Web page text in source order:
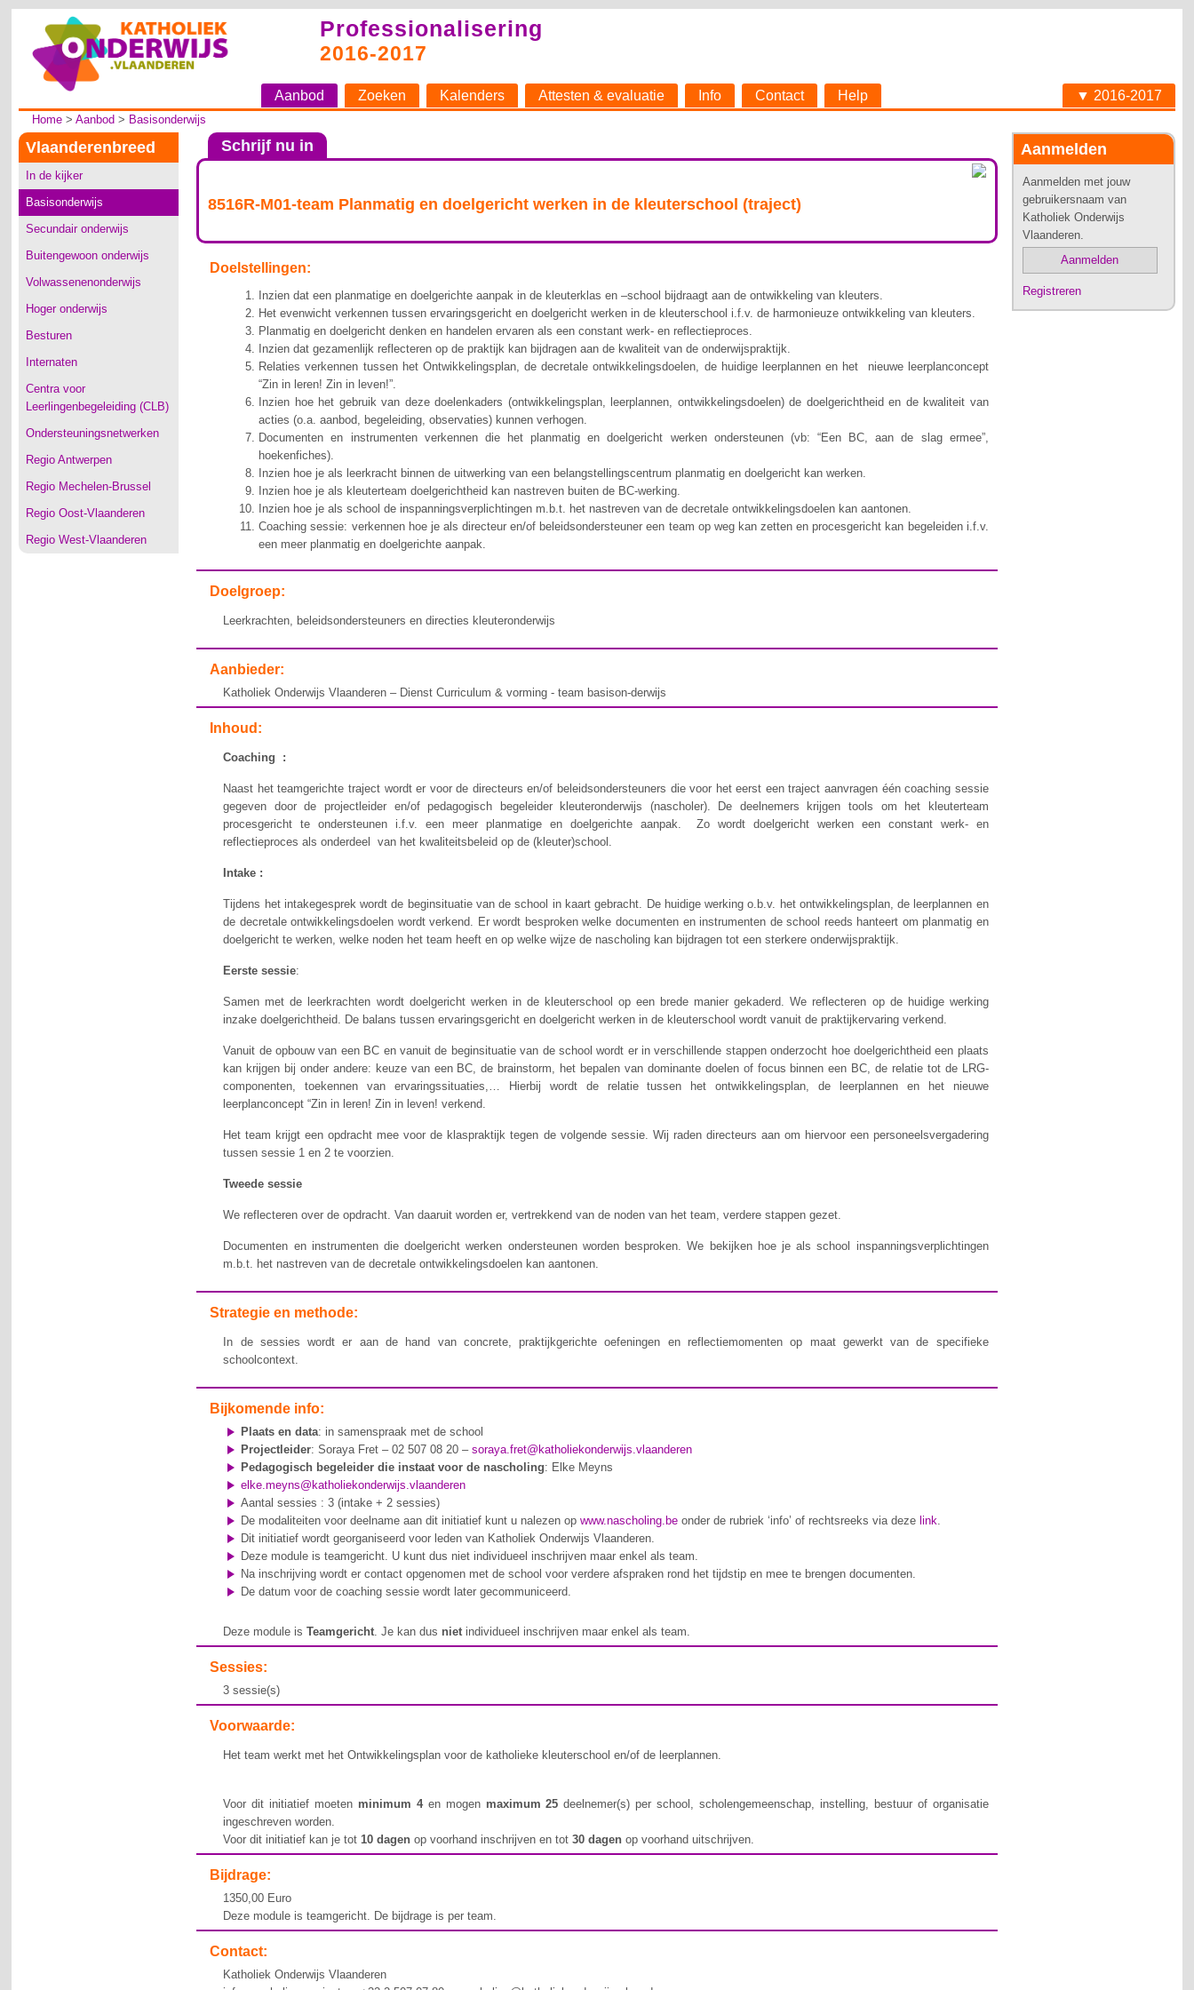
Professionalisering
2016-2017
Aanbod Zoeken Kalenders Attesten & evaluatie Info Contact Help ▼ 2016-2017
Home >Aanbod > Basisonderwijs
Vlaanderenbreed
In de kijker
Basisonderwijs
Secundair onderwijs
Buitengewoon onderwijs
Volwassenenonderwijs
Hoger onderwijs
Besturen
Internaten
Centra voor
Leerlingenbegeleiding (CLB)
Ondersteuningsnetwerken
Regio Antwerpen
Regio Mechelen-Brussel
Regio Oost-Vlaanderen
Regio West-Vlaanderen
Aanmelden
Aanmelden met jouw
gebruikersnaam van
Katholiek Onderwijs
Vlaanderen.
Aanmelden
Registreren
Schrijf nu in
8516R-M01-team Planmatig en doelgericht werken in de kleuterschool (traject)
Doelstellingen:
Inzien dat een planmatige en doelgerichte aanpak in de kleuterklas en –school bijdraagt aan de ontwikkeling van kleuters.
Het evenwicht verkennen tussen ervaringsgericht en doelgericht werken in de kleuterschool i.f.v. de harmonieuze ontwikkeling van kleuters.
Planmatig en doelgericht denken en handelen ervaren als een constant werk- en reflectieproces.
Inzien dat gezamenlijk reflecteren op de praktijk kan bijdragen aan de kwaliteit van de onderwijspraktijk.
Relaties verkennen tussen het Ontwikkelingsplan, de decretale ontwikkelingsdoelen, de huidige leerplannen en het nieuwe leerplanconcept
“Zin in leren! Zin in leven!”.
Inzien hoe het gebruik van deze doelenkaders (ontwikkelingsplan, leerplannen, ontwikkelingsdoelen) de doelgerichtheid en de kwaliteit van
acties (o.a. aanbod, begeleiding, observaties) kunnen verhogen.
Documenten en instrumenten verkennen die het planmatig en doelgericht werken ondersteunen (vb: “Een BC, aan de slag ermee”,
hoekenfiches).
Inzien hoe je als leerkracht binnen de uitwerking van een belangstellingscentrum planmatig en doelgericht kan werken.
Inzien hoe je als kleuterteam doelgerichtheid kan nastreven buiten de BC-werking.
Inzien hoe je als school de inspanningsverplichtingen m.b.t. het nastreven van de decretale ontwikkelingsdoelen kan aantonen.
Coaching sessie: verkennen hoe je als directeur en/of beleidsondersteuner een team op weg kan zetten en procesgericht kan begeleiden i.f.v.
een meer planmatig en doelgerichte aanpak.
Doelgroep:
Leerkrachten, beleidsondersteuners en directies kleuteronderwijs
Aanbieder:
Katholiek Onderwijs Vlaanderen – Dienst Curriculum & vorming - team basison-derwijs
Inhoud:
Coaching :
Naast het teamgerichte traject wordt er voor de directeurs en/of beleidsondersteuners die voor het eerst een traject aanvragen één coaching sessie
gegeven door de projectleider en/of pedagogisch begeleider kleuteronderwijs (nascholer). De deelnemers krijgen tools om het kleuterteam
procesgericht te ondersteunen i.f.v. een meer planmatige en doelgerichte aanpak. Zo wordt doelgericht werken een constant werk- en
reflectieproces als onderdeel van het kwaliteitsbeleid op de (kleuter)school.
Intake :
Tijdens het intakegesprek wordt de beginsituatie van de school in kaart gebracht. De huidige werking o.b.v. het ontwikkelingsplan, de leerplannen en
de decretale ontwikkelingsdoelen wordt verkend. Er wordt besproken welke documenten en instrumenten de school reeds hanteert om planmatig en
doelgericht te werken, welke noden het team heeft en op welke wijze de nascholing kan bijdragen tot een sterkere onderwijspraktijk.
Eerste sessie:
Samen met de leerkrachten wordt doelgericht werken in de kleuterschool op een brede manier gekaderd. We reflecteren op de huidige werking
inzake doelgerichtheid. De balans tussen ervaringsgericht en doelgericht werken in de kleuterschool wordt vanuit de praktijkervaring verkend.
Vanuit de opbouw van een BC en vanuit de beginsituatie van de school wordt er in verschillende stappen onderzocht hoe doelgerichtheid een plaats
kan krijgen bij onder andere: keuze van een BC, de brainstorm, het bepalen van dominante doelen of focus binnen een BC, de relatie tot de LRG-
componenten, toekennen van ervaringssituaties,… Hierbij wordt de relatie tussen het ontwikkelingsplan, de leerplannen en het nieuwe
leerplanconcept “Zin in leren! Zin in leven! verkend.
Het team krijgt een opdracht mee voor de klaspraktijk tegen de volgende sessie. Wij raden directeurs aan om hiervoor een personeelsvergadering
tussen sessie 1 en 2 te voorzien.
Tweede sessie
We reflecteren over de opdracht. Van daaruit worden er, vertrekkend van de noden van het team, verdere stappen gezet.
Documenten en instrumenten die doelgericht werken ondersteunen worden besproken. We bekijken hoe je als school inspanningsverplichtingen
m.b.t. het nastreven van de decretale ontwikkelingsdoelen kan aantonen.
Strategie en methode:
In de sessies wordt er aan de hand van concrete, praktijkgerichte oefeningen en reflectiemomenten op maat gewerkt van de specifieke
schoolcontext.
Bijkomende info:
Plaats en data: in samenspraak met de school
Projectleider: Soraya Fret – 02 507 08 20 –soraya.fret@katholiekonderwijs.vlaanderen
Pedagogisch begeleider die instaat voor de nascholing: Elke Meyns
elke.meyns@katholiekonderwijs.vlaanderen
Aantal sessies : 3 (intake + 2 sessies)
De modaliteiten voor deelname aan dit initiatief kunt u nalezen opwww.nascholing.be onder de rubriek ‘info’ of rechtsreeks via deze link.
Dit initiatief wordt georganiseerd voor leden van Katholiek Onderwijs Vlaanderen.
Deze module is teamgericht. U kunt dus niet individueel inschrijven maar enkel als team.
Na inschrijving wordt er contact opgenomen met de school voor verdere afspraken rond het tijdstip en mee te brengen documenten.
De datum voor de coaching sessie wordt later gecommuniceerd.
Deze module isTeamgericht. Je kan dus niet individueel inschrijven maar enkel als team.
Sessies:
3 sessie(s)
Voorwaarde:
Het team werkt met het Ontwikkelingsplan voor de katholieke kleuterschool en/of de leerplannen.
Voor dit initiatief moeten minimum 4en mogen maximum 25deelnemer(s) per school, scholengemeenschap, instelling, bestuur of organisatie
ingeschreven worden.
Voor dit initiatief kan je tot10 dagen op voorhand inschrijven en tot30 dagenop voorhand uitschrijven.
Bijdrage:
1350,00 Euro
Deze module is teamgericht. De bijdrage is per team.
Contact:
Katholiek Onderwijs Vlaanderen